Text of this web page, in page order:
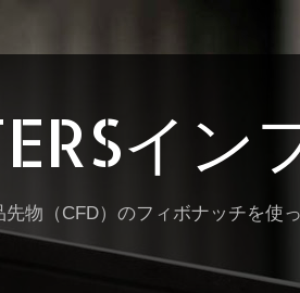
イン
物（CFD）のフィボナッチを使